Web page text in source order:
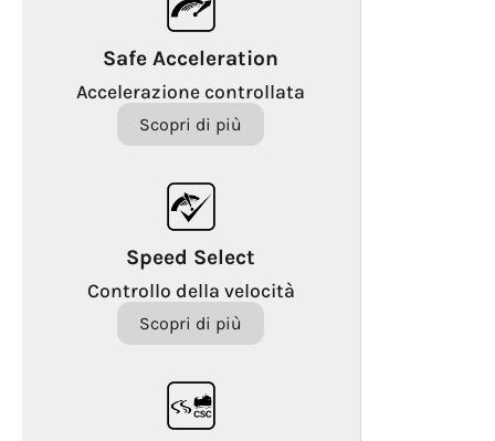
Safe Acceleration
Accelerazione controllata
Scopri di più
Speed Select
Controllo della velocità
Scopri di più